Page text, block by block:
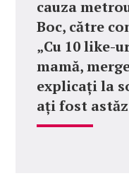
cauza
Boc, către
„Cu 10 like-
mamă,
explicați la
ați fost